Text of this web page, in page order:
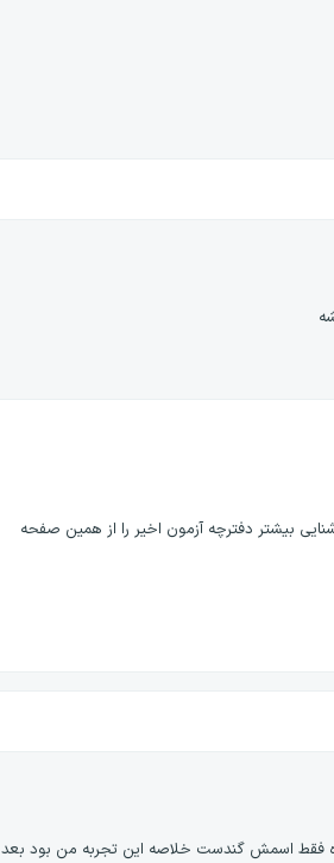
بیشتر دفترچه آزمون اخیر را از همین صفحه
فقط اسمش گندست خلاصه این تجربه من بود بعد